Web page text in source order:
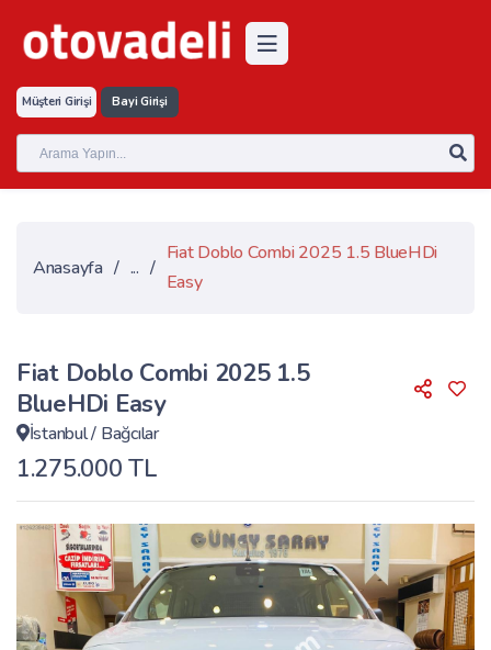
Müşteri Girişi Bayi Girişi
Anasayfa / ... /
Fiat Doblo Combi 2025 1.5 BlueHDi
Easy
Fiat Doblo Combi 2025 1.5
BlueHDi Easy
İstanbul/ Bağcılar
1.275.000 TL